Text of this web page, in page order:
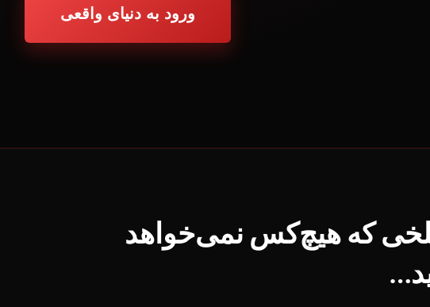
ورود به دنیای واقعی
که هیچ‌کس نمی‌خواهد